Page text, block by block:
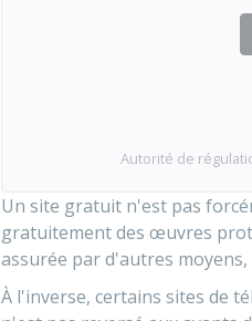
Autorité de
Un site gratuit n'est pas
gratuitement des œuvres
assurée par d'autres
À l'inverse, certains sites de